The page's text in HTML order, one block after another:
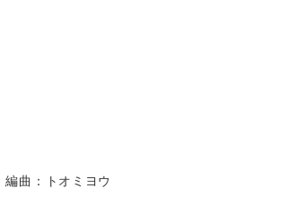
曲：トオミヨウ